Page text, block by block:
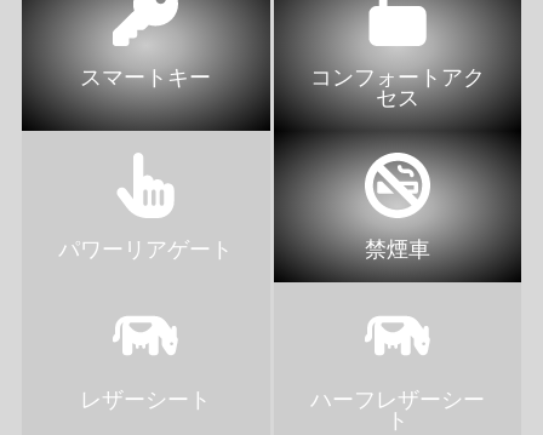
スマートキー
コンフォートアク
セス
パワーリアゲート 禁煙車
レザーシート
ハーフレザーシー
ト